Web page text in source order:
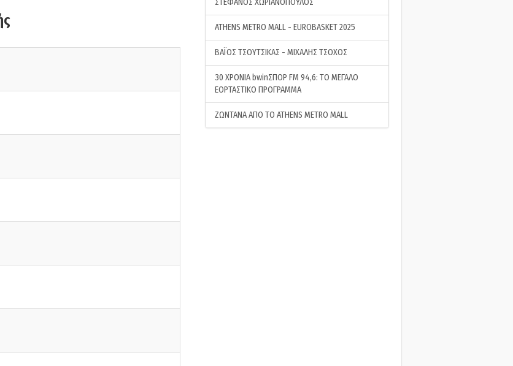
ΣΤΕΦΑΝΟΣ ΧΩΡΙΑΝΟΠΟΥΛΟΣ
ATHENS METRO MALL - EUROBASKET 2025
ΒΑΪΟΣ ΤΣΟΥΤΣΙΚΑΣ - ΜΙΧΑΛΗΣ ΤΣΟΧΟΣ
30 ΧΡΟΝΙΑ bwinΣΠΟΡ FM 94,6: ΤΟ ΜΕΓΑΛΟ
ΕΟΡΤΑΣΤΙΚΟ ΠΡΟΓΡΑΜΜΑ
ΖΩΝΤΑΝΑ ΑΠΟ ΤΟ ATHENS METRO MALL